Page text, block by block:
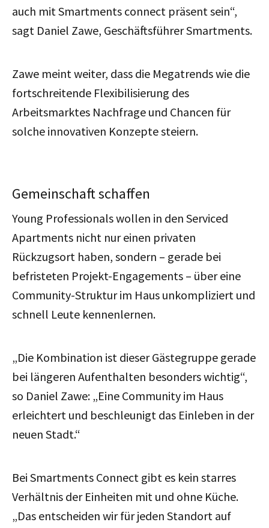
auch mit Smartments connect präsent sein“,
sagt Daniel Zawe, Geschäftsführer Smartments.
Zawe meint weiter, dass die Megatrends wie die
fortschreitende Flexibilisierung des
Arbeitsmarktes Nachfrage und Chancen für
solche innovativen Konzepte steiern.
Gemeinschaft schaffen
Young Professionals wollen in den Serviced
Apartments nicht nur einen privaten
Rückzugsort haben, sondern – gerade bei
befristeten Projekt-Engagements – über eine
Community-Struktur im Haus unkompliziert und
schnell Leute kennenlernen.
„Die Kombination ist dieser Gästegruppe gerade
bei längeren Aufenthalten besonders wichtig“,
so Daniel Zawe: „Eine Community im Haus
erleichtert und beschleunigt das Einleben in der
neuen Stadt.“
Bei Smartments Connect gibt es kein starres
Verhältnis der Einheiten mit und ohne Küche.
„Das entscheiden wir für jeden Standort auf